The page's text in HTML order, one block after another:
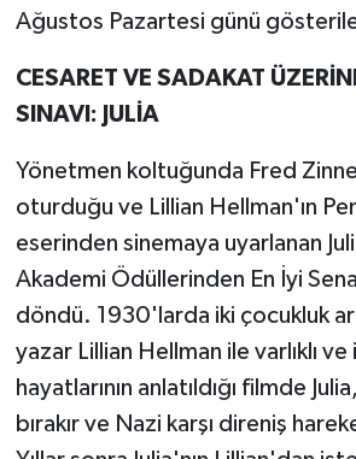
Ağustos Pazartesi günü
CESARET VE SADAKAT
SINAVI: JULİA
Yönetmen koltuğunda Fred
oturduğu ve Lillian Hellman'ın
eserinden sinemaya uyarlanan
Akademi Ödüllerinden En İyi
döndü. 1930'larda iki çocukluk
yazar Lillian Hellman ile varlıklı ve
hayatlarının anlatıldığı filmde
bırakır ve Nazi karşı direniş